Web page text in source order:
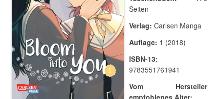
Seiten
Verlag: Carlsen Manga
Auflage: 1 (2018)
ISBN-13:
9783551761941
Vom Hersteller
empfohlenes Alter: